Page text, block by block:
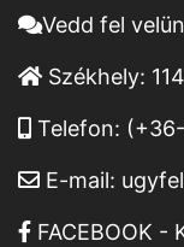
Vedd fel
Székhely:
Telefon:
E-mail:
FACEBOOK -